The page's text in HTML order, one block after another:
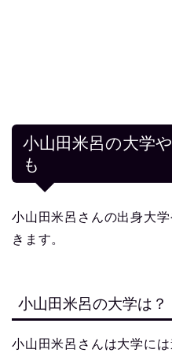
小山田米呂の大学
も
小山田米呂さんの出身大
きます。
小山田米呂の大学は？
小山田米呂さんは大学に